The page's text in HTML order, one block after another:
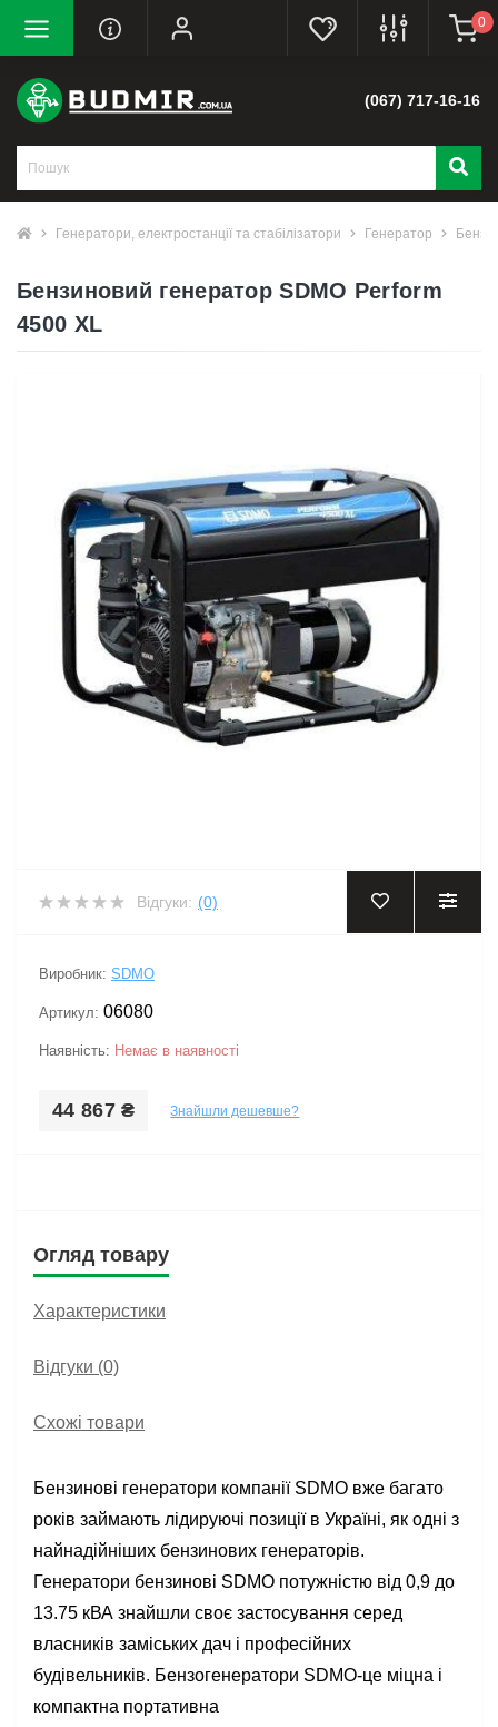
0
(067) 717-16-16
Генератори, електростанції та стабілізатори Генератор
Бензиновий генератор SDMO Perform
4500 XL
Відгуки: (0)
Виробник: SDMO
Артикул: 06080
Наявність: Немає в наявності
44 867 ₴ Знайшли дешевше?
Огляд товару
Характеристики
Відгуки (0)
Схожі товари
Бензинові генератори компанії SDMO вже багато
років займають лідируючі позиції в Україні, як одні з
найнадійніших бензинових генераторів.
Генератори бензинові SDMO потужністю від 0,9 до
13.75 кВА знайшли своє застосування серед
власників заміських дач і професійних
будівельників. Бензогенератори SDMO-це міцна і
компактна портативна